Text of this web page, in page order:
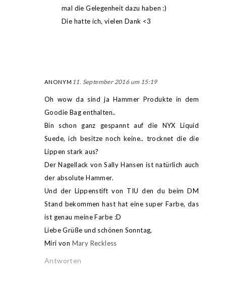
mal die Gelegenheit dazu haben :)
Die hatte ich, vielen Dank <3
ANONYM 11. September 2016 um 15:19
Oh wow da sind ja Hammer Produkte in dem
Goodie Bag enthalten..
Bin schon ganz gespannt auf die NYX Liquid
Suede, ich besitze noch keine.. trocknet die die
Lippen stark aus?
Der Nagellack von Sally Hansen ist natürlich auch
der absolute Hammer.
Und der Lippenstift von TIU den du beim DM
Stand bekommen hast hat eine super Farbe, das
ist genau meine Farbe :D
Liebe Grüße und schönen Sonntag,
Miri von Mary Reckless
Antworten